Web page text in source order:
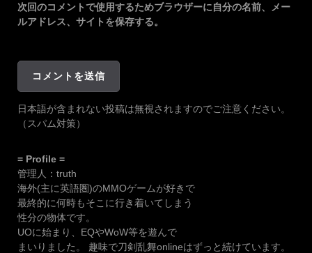
次回のコメントで使用するためブラウザーに自分の名前、メー
ルアドレス、サイトを保存する。
日本語が含まれない投稿は無視されますのでご注意ください。
（スパム対策）
= Profile =
管理人：truth
海外(主に英語圏)のMMOゲームが好きで
最終的に何時もそこに行き着いてしまう
性分の物体です。
UOに始まり、EQやWoW等を遊んで
まいりました。 趣味で刀剣乱舞onlineはずっと続けています。